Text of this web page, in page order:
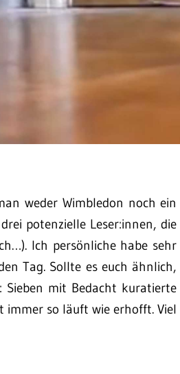
weder Wimbledon noch ein
potenzielle Leser:innen, die
Ich persönliche habe sehr
Tag. Sollte es euch ähnlich,
Sieben mit Bedacht kuratierte
immer so läuft wie erhofft. Viel